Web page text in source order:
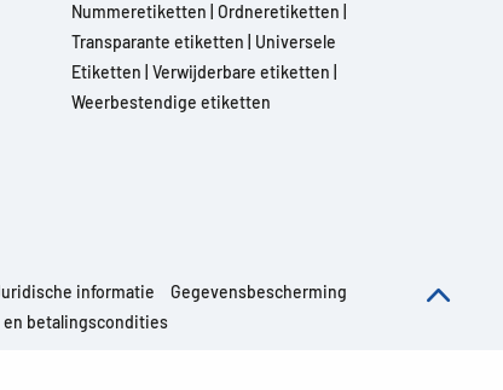
Nummeretiketten Ordneretiketten
Transparante etiketten
Universele
Etiketten Verwijderbare etiketten
Weerbestendige etiketten
informatie
Gegevensbescherming
betalingscondities